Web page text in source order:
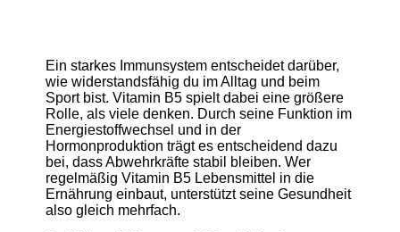
Ein starkes Immunsystem entscheidet darüber,
wie widerstandsfähig du im Alltag und beim
Sport bist. Vitamin B5 spielt dabei eine größere
Rolle, als viele denken. Durch seine Funktion im
Energiestoffwechsel und in der
Hormonproduktion trägt es entscheidend dazu
bei, dass Abwehrkräfte stabil bleiben. Wer
regelmäßig Vitamin B5 Lebensmittel in die
Ernährung einbaut, unterstützt seine Gesundheit
also gleich mehrfach.